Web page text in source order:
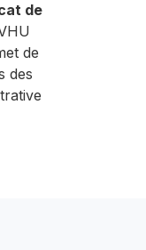
de
de
des